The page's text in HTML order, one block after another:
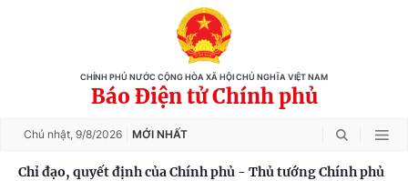
CHÍNH PHỦ NƯỚC CỘNG HÒA XÃ HỘI CHỦ NGHĨA VIỆT NAM
Báo Điện tử Chính phủ
Chủ nhật, 9/8/2026 MỚI NHẤT
Chỉ đạo, quyết định của Chính phủ - Thủ tướng Chính phủ